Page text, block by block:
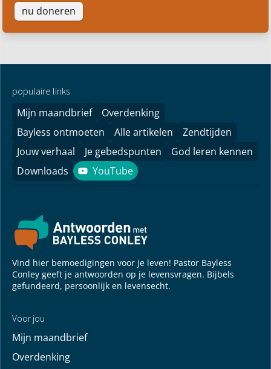
nu doneren
populaire links
Mijn maandbrief
Overdenking
Bayless ontmoeten
Alle artikelen
Zendtijden
Jouw verhaal
Je gebedspunten
God leren kennen
Downloads
YouTube
YouTube
Vind hier bemoedigingen voor je leven! Pastor Bayless
Conley geeft je antwoorden op je levensvragen. Bijbels
gefundeerd, persoonlijk en levensecht.
Voor jou
Mijn maandbrief
Overdenking